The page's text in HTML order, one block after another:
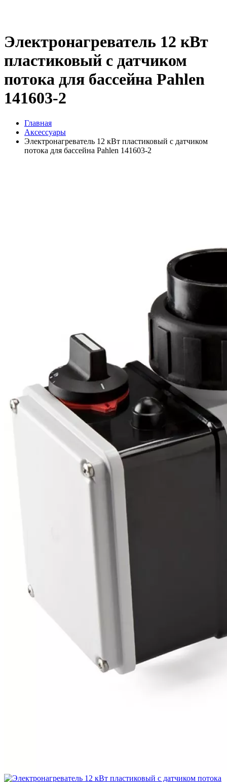
Электронагреватель 12 кВт
пластиковый с датчиком
потока для бассейна Pahlen
141603-2
Главная
Аксессуары
Электронагреватель 12 кВт пластиковый с датчиком
потока для бассейна Pahlen 141603-2